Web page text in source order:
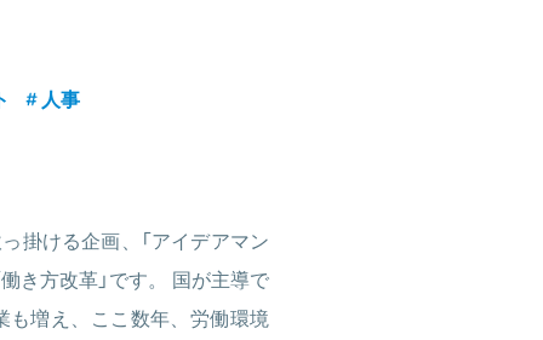
人事
掛ける企画、「アイデアマン
き方改革」です。 国が主導で
も増え、ここ数年、労働環境